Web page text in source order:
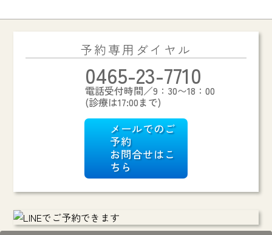
予約専用ダイヤル
0465-23-7710
電話受付時間／9：30〜18：00
(診療は17:00まで)
メールでのご
予約
お問合せはこ
ちら